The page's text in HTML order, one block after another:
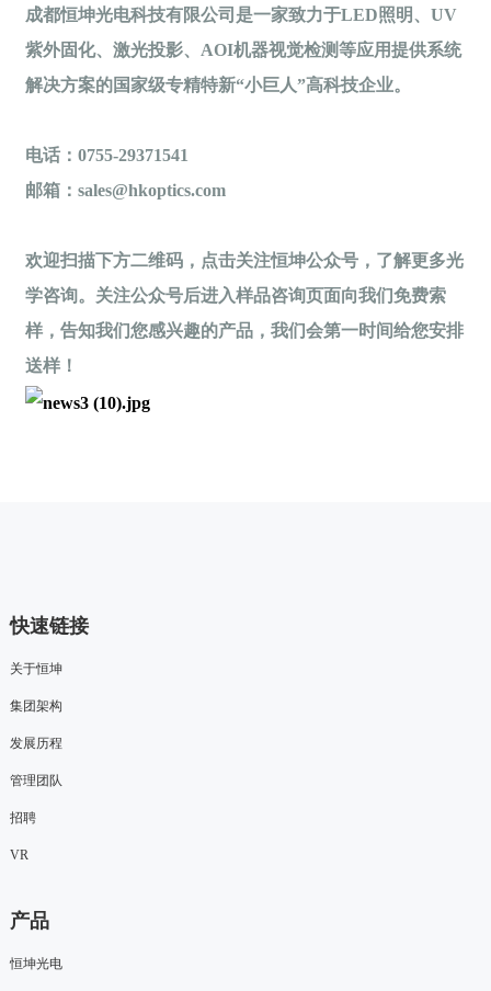
成都恒坤光电科技有限公司是一家致力于LED照明、UV
紫外固化、激光投影、AOI机器视觉检测等应用提供系统
解决方案的国家级专精特新“小巨人”高科技企业。
电话：0755-29371541
邮箱：sales@hkoptics.com
欢迎扫描下方二维码，点击关注恒坤公众号，了解更多光
学咨询。关注公众号后进入样品咨询页面向我们免费索
样，告知我们您感兴趣的产品，我们会第一时间给您安排
送样！
快速链接
关于恒坤
集团架构
发展历程
管理团队
招聘
VR
产品
恒坤光电